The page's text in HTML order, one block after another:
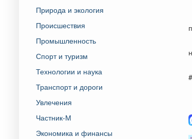
Природа и экология
Происшествия
Промышленность
Спорт и туризм
Технологии и наука
Транспорт и дороги
Увлечения
Частник-М
Экономика и финансы